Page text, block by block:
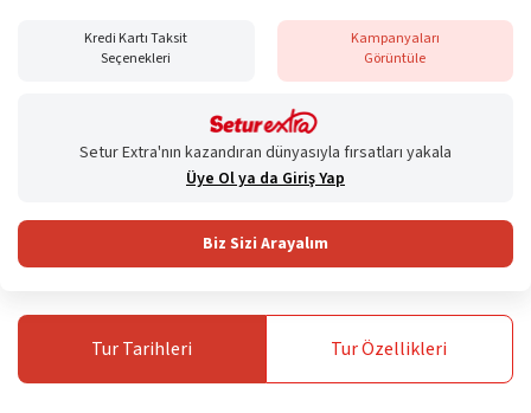
Kredi Kartı Taksit
Seçenekleri
Kampanyaları
Görüntüle
Setur Extra'nın kazandıran dünyasıyla fırsatları yakala
Üye Ol ya da Giriş Yap
Biz Sizi Arayalım
TurTarihleri TurÖzellikleri